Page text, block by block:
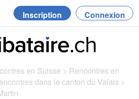
Inscription Connexion
en Suisse > Rencontres en
dans le canton du Valais >